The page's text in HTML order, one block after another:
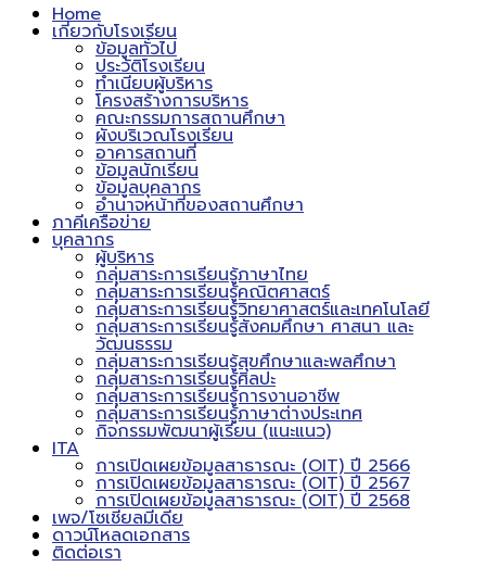
Home
เกี่ยวกับโรงเรียน
ข้อมูลทั่วไป
ประวัติโรงเรียน
ทำเนียบผู้บริหาร
โครงสร้างการบริหาร
คณะกรรมการสถานศึกษา
ผังบริเวณโรงเรียน
อาคารสถานที่
ข้อมูลนักเรียน
ข้อมูลบุคลากร
อำนาจหน้าที่ของสถานศึกษา
ภาคีเครือข่าย
บุคลากร
ผู้บริหาร
กลุ่มสาระการเรียนรู้ภาษาไทย
กลุ่มสาระการเรียนรู้คณิตศาสตร์
กลุ่มสาระการเรียนรู้วิทยาศาสตร์และเทคโนโลยี
กลุ่มสาระการเรียนรู้สังคมศึกษา ศาสนา และ
วัฒนธรรม
กลุ่มสาระการเรียนรู้สุขศึกษาและพลศึกษา
กลุ่มสาระการเรียนรู้ศิลปะ
กลุ่มสาระการเรียนรู้การงานอาชีพ
กลุ่มสาระการเรียนรู้ภาษาต่างประเทศ
กิจกรรมพัฒนาผู้เรียน (แนะแนว)
ITA
การเปิดเผยข้อมูลสาธารณะ (OIT) ปี 2566
การเปิดเผยข้อมูลสาธารณะ (OIT) ปี 2567
การเปิดเผยข้อมูลสาธารณะ (OIT) ปี 2568
เพจ/โซเชียลมีเดีย
ดาวน์โหลดเอกสาร
ติดต่อเรา